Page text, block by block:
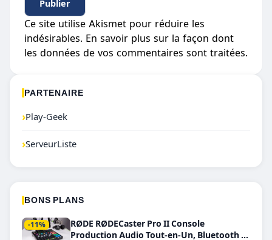
Ce site utilise Akismet pour réduire les
indésirables. En savoir plus sur la façon dont
les données de vos commentaires sont traitées.
PARTENAIRE
›Play-Geek
›ServeurListe
BONS PLANS
-11%
RØDE RØDECaster Pro II Console
Production Audio Tout-en-Un, Bluetooth et